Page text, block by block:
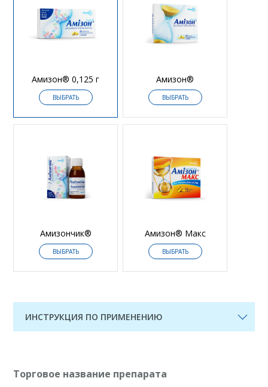
Амизон® 0,125 г
ВЫБРАТЬ
Амизон®
ВЫБРАТЬ
Амизончик®
ВЫБРАТЬ
Амизон® Макс
ВЫБРАТЬ
ИНСТРУКЦИЯ ПО ПРИМЕНЕНИЮ
Торговое название препарата